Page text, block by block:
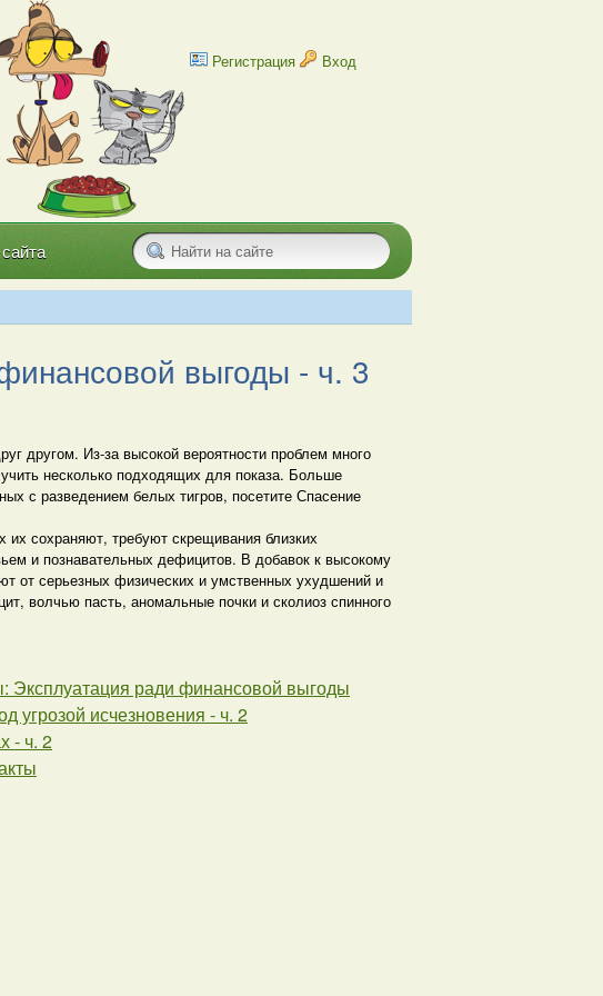
Регистрация Вход
выгоды - ч. 3
другом. Из-за высокой вероятности проблем много
несколько подходящих для показа. Больше
с разведением белых тигров, посетите Спасение
сохраняют, требуют скрещивания близких
и познавательных дефицитов. В добавок к высокому
от серьезных физических и умственных ухудшений и
волчью пасть, аномальные почки и сколиоз спинного
Эксплуатация ради финансовой выгоды
угрозой исчезновения - ч. 2
- ч. 2